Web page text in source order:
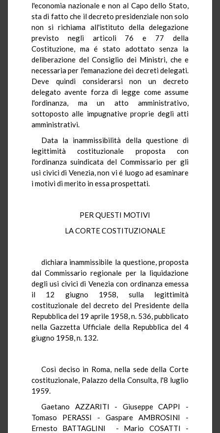
l'economia nazionale e non al Capo dello Stato,
sta di fatto che il decreto presidenziale non solo
non si richiama all'istituto della delegazione
previsto negli articoli 76 e 77 della
Costituzione, ma é stato adottato senza la
deliberazione del Consiglio dei Ministri, che e
necessaria per l'emanazione dei decreti delegati.
Deve quindi considerarsi non un decreto
delegato avente forza di legge come assume
l'ordinanza, ma un atto amministrativo,
sottoposto alle impugnative proprie degli atti
amministrativi.
Data la inammissibilità della questione di
legittimità costituzionale proposta con
l'ordinanza suindicata del Commissario per gli
usi civici di Venezia, non vi é luogo ad esaminare
i motivi di merito in essa prospettati.
PER QUESTI MOTIVI
LA CORTE COSTITUZIONALE
dichiara inammissibile la questione, proposta
dal Commissario regionale per la liquidazione
degli usi civici di Venezia con ordinanza emessa
il 12 giugno 1958, sulla legittimità
costituzionale del decreto del Presidente della
Repubblica del 19 aprile 1958, n. 536, pubblicato
nella Gazzetta Ufficiale della Repubblica del 4
giugno 1958, n. 132.
Così deciso in Roma, nella sede della Corte
costituzionale, Palazzo della Consulta, l'8 luglio
1959.
Gaetano AZZARITI - Giuseppe CAPPI -
Tomaso PERASSI - Gaspare AMBROSINI -
Ernesto BATTAGLINI - Mario COSATTI -